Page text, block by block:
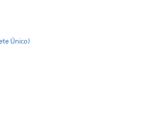
Único)